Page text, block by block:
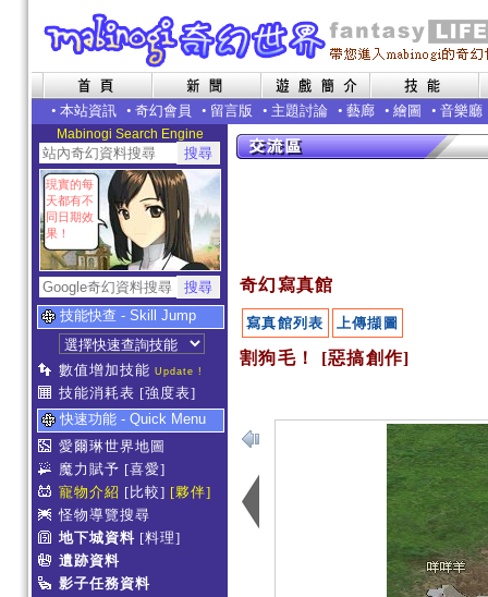
• 本站資訊 • 奇幻會員 • 留言版 • 主題討論 • 藝廊 • 繪圖 • 音樂廳
Mabinogi Search Engine
現實的每
天都有不
同日期效
果！
技能快查 - Skill Jump
數值增加技能 Update !
技能消耗表 [強度表]
快速功能 - Quick Menu
愛爾琳世界地圖
魔力賦予 [喜愛]
寵物介紹 [比較] [夥伴]
怪物導覽搜尋
地下城資料 [料理]
遺跡資料
影子任務資料
奇幻寫真館
寫真館列表 上傳擷圖
割狗毛！ [惡搞創作]